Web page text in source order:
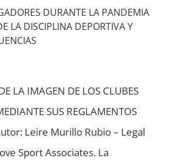
DURANTE LA PANDEMIA
LA DISCIPLINA DEPORTIVA Y
LA IMAGEN DE LOS CLUBES
SUS REGLAMENTOS
Leire Murillo Rubio – Legal
Sport Associates. La